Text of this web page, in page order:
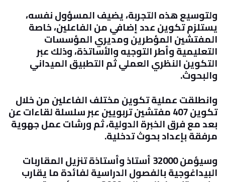
ولتوسيع هذه التجربة، يضيف المسؤول نفسه،
يستلزم تكوين عدد إضافي من الفاعلين، خاصة
المفتشين المؤطرين ومديري المؤسسات
التعليمية وأطر التوجيه والأساتذة، وذلك عبر
التكوين النظري العملي ثم التطبيق الميداني
والبحوث.
وانطلقت عملية تكوين مختلف الفاعلين من خلال
تكوين 407 مفتشين تربويين عبر سلسلة لقاءات عن
بعد مع فرق الخبرة الدولية، ثم ورشات عمل جهوية
مرفقة بإعداد بحوث تدخلية.
وسيؤمن 32000 أستاذ وأستاذة تنزيل المقاربات
البيداغوجية بالفصول الدراسية لفائدة ما يقارب